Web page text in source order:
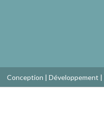
Conception | Développement |